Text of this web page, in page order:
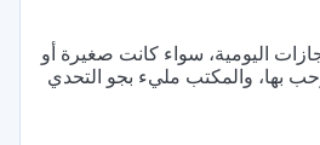
اليومية، سواء كانت صغيرة أو
بها، والمكتب مليء بجو التحدي